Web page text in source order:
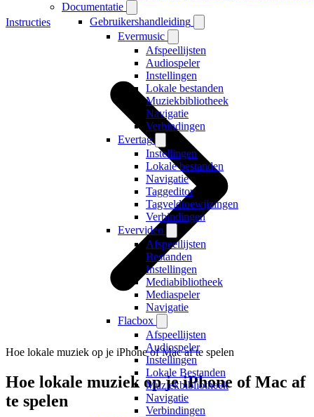
Documentatie
Gebruikershandleiding
Evermusic
Afspeellijsten
Audiospeler
Instellingen
Lokale bestanden
Muziekbibliotheek
Navigatie
Verbindingen
Evertag
Instellingen
Lokale bestanden
Navigatie
Taggeditor
Tagveldtoewijzingen
Verbindingen
Evervideo
Afspeellijsten
Bestanden
Instellingen
Mediabibliotheek
Mediaspeler
Navigatie
Flacbox
Afspeellijsten
Audiospeler
Instellingen
Lokale Bestanden
Muziekbibliotheek
Navigatie
Verbindingen
Instructies
Hoe lokale muziek op je iPhone of Mac af te spelen
Hoe lokale muziek op je iPhone of Mac af
te spelen